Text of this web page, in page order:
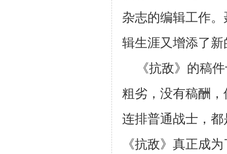
杂志的编辑工作
辑生涯又增添了
《抗敌》的稿
粗劣，没有稿酬
连排普通战士，
《抗敌》真正成